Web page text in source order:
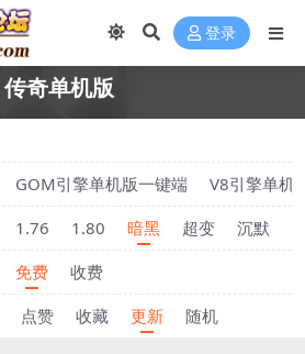
登录
传奇单机版
GOM引擎单机版一键端
V8引擎单机
1.76 1.80 暗黑 超变 沉默
免费
收费
点赞 收藏 更新 随机